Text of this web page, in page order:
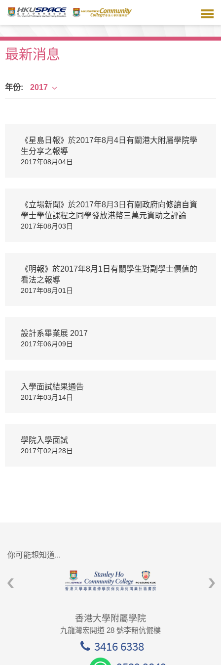
主
容最新消息
年份: 2017
《星島日報》於2017年8月4日有關港大附屬學院學
生分享之報導
2017年08月04日
《立場新聞》於2017年8月3日有關政府向修讀自資
學士學位課程之同學發放港幣三萬元資助之評論
2017年08月03日
《明報》於2017年8月1日有關學生對副學士價值的
看法之報導
2017年08月01日
設計系畢業展 2017
2017年06月09日
入學面試結果通告
2017年03月14日
學院入學面試
2017年02月28日
你可能想知道...
香港大學附屬學院
九龍灣宏開道 28 號李韶伉儷樓
3416 6338